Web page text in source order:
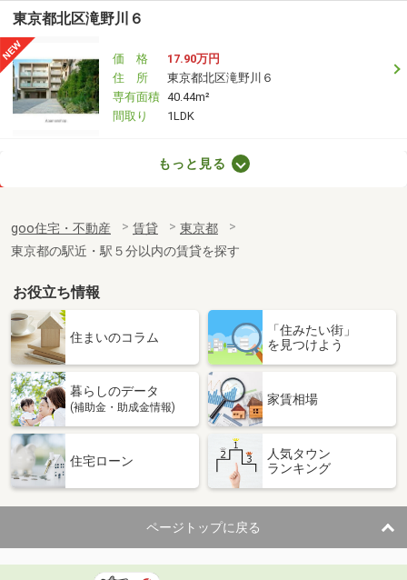
東京都北区滝野川６
価 格
17.90万円
住 所
東京都北区滝野川６
専有面積 40.44m²
間取り
1LDK
専有面積
63.59m²
間取り
2LDK
東京都立川市錦町６
価 格
9.20万円
東京都立川市錦町６
専有面積 19.87m²
間取り
東京都日野市豊田２丁目
13.90万円
住 所
東京都日野市豊田２丁目
専有面積 58.5m²
間取り
2LDK
東京都武蔵村山市本町３丁目
もっと見る
goo住宅・不動産 賃貸
東京都
東京都の駅近・駅５分以内の賃貸を探す
お役立ち情報
住まいのコラム
「住みたい街」
を見つけよう
暮らしのデータ
(補助金・助成金情報)
家賃相場
住宅ローン
人気タウン
ランキング
ページトップに戻る